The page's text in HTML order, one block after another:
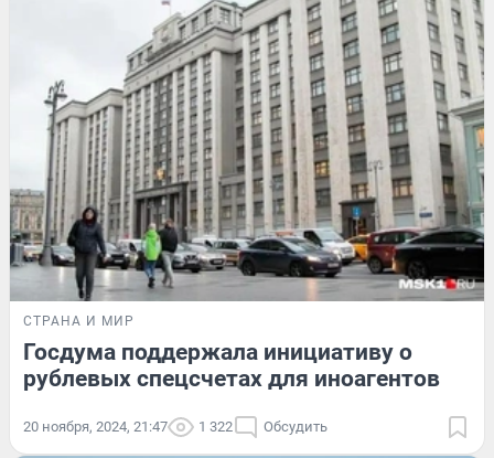
СТРАНА И МИР
Госдума поддержала инициативу о
рублевых спецсчетах для иноагентов
20 ноября, 2024, 21:47 1 322 Обсудить